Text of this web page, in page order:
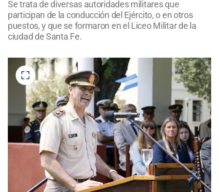
Se trata de diversas autoridades militares que
participan de la conducción del Ejército, o en otros
puestos, y que se formaron en el Liceo Militar de la
ciudad de Santa Fe.